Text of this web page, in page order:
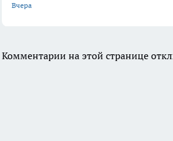
Вчера
Комментарии на этой странице